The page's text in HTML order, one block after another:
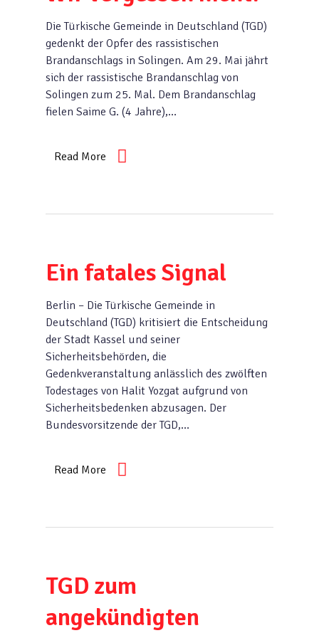
Die Türkische Gemeinde in Deutschland (TGD)
gedenkt der Opfer des rassistischen
Brandanschlags in Solingen. Am 29. Mai jährt
sich der rassistische Brandanschlag von
Solingen zum 25. Mal. Dem Brandanschlag
fielen Saime G. (4 Jahre),…
Read More
Ein fatales Signal
Berlin – Die Türkische Gemeinde in
Deutschland (TGD) kritisiert die Entscheidung
der Stadt Kassel und seiner
Sicherheitsbehörden, die
Gedenkveranstaltung anlässlich des zwölften
Todestages von Halit Yozgat aufgrund von
Sicherheitsbedenken abzusagen. Der
Bundesvorsitzende der TGD,…
Read More
TGD zum
angekündigten